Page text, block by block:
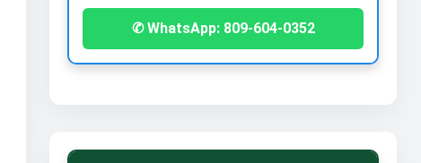
✆ WhatsApp: 809-604-0352